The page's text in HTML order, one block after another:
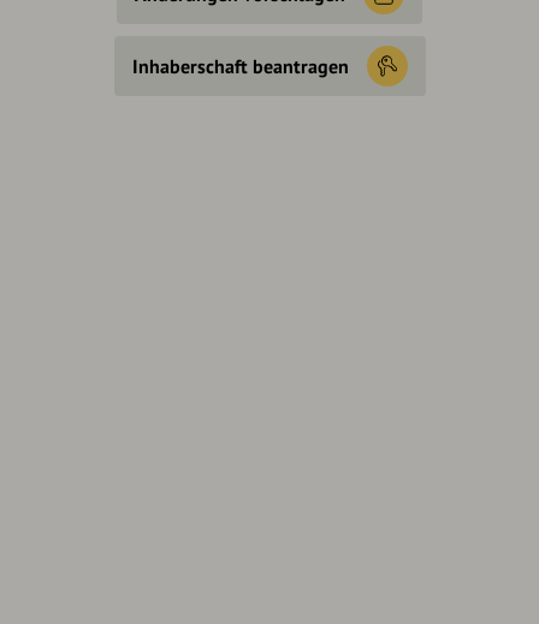
Inhaberschaft beantragen